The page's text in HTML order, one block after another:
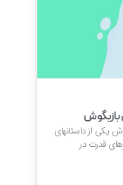
از داستانهای
در